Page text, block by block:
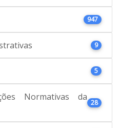
947
9
5
Normativas da
28